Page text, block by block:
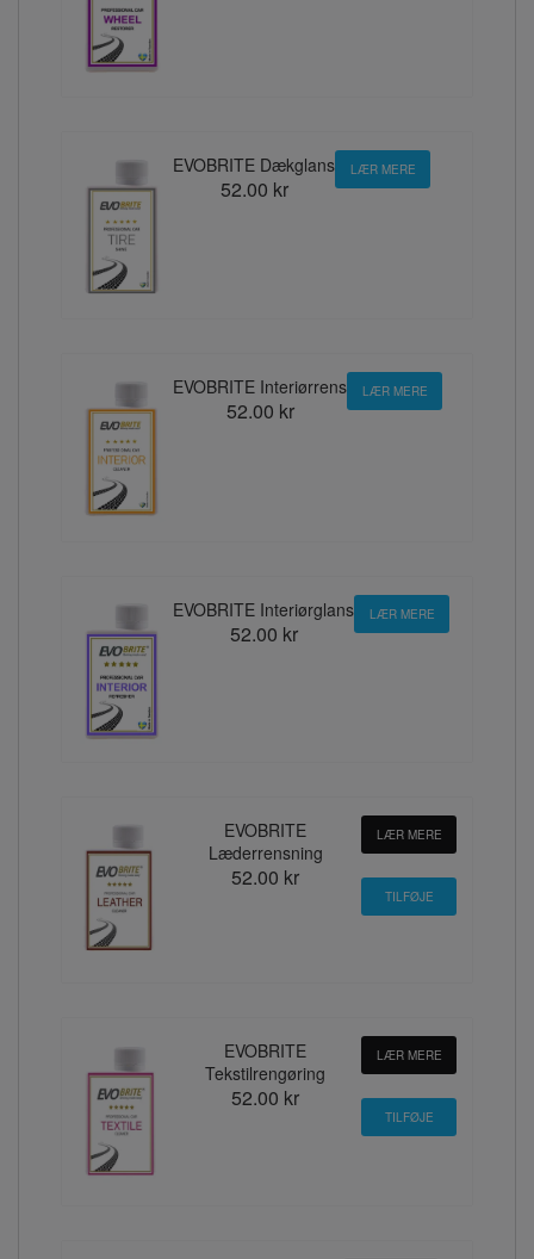
EVOBRITE Dækglans
52.00 kr
LÆR MERE
EVOBRITE Interiørrens
52.00 kr
LÆR MERE
EVOBRITE Interiørglans
52.00 kr
LÆR MERE
EVOBRITE
Læderrensning
52.00 kr
LÆR MERE
EVOBRITE
Tekstilrengøring
52.00 kr
LÆR MERE